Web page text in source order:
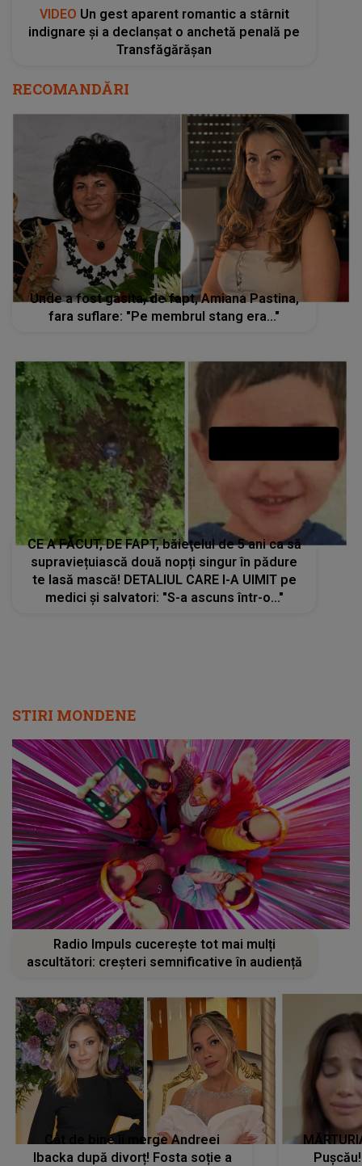
VIDEO Un gest aparent romantic a stârnit
indignare și a declanșat o anchetă penală pe
Transfăgărășan
RECOMANDĂRI
Unde a fost gasita, de fapt, Amiana Pastina,
fara suflare: "Pe membrul stang era..."
CE A FĂCUT, DE FAPT, băieţelul de 5 ani ca să
supraviețuiască două nopți singur în pădure
te lasă mască! DETALIUL CARE I-A UIMIT pe
medici și salvatori: "S-a ascuns într-o..."
STIRI MONDENE
Radio Impuls cucerește tot mai mulți
ascultători: creșteri semnificative în audiență
Cât de bine îi merge Andreei
Ibacka după divorț! Fosta soție a